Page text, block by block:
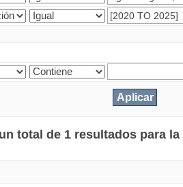
total de 1 resultados para